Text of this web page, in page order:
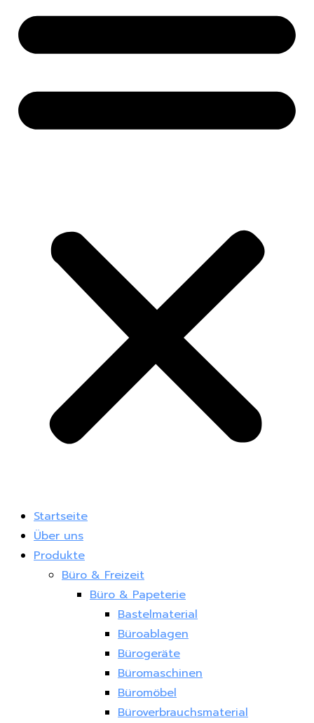
Startseite
Über uns
Produkte
Büro & Freizeit
Büro & Papeterie
Bastelmaterial
Büroablagen
Bürogeräte
Büromaschinen
Büromöbel
Büroverbrauchsmaterial